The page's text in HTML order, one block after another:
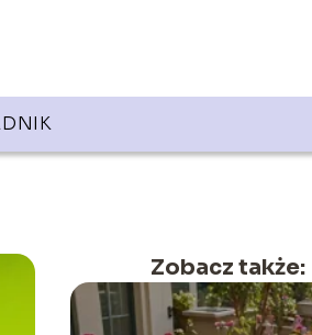
Zobacz także: